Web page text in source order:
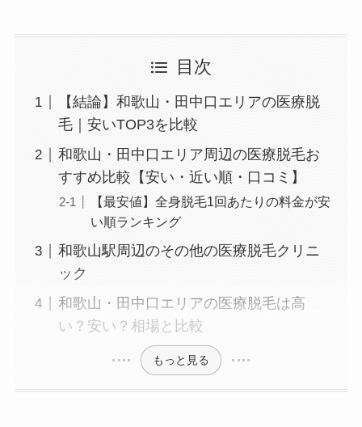
目次
【結論】和歌山・田中口エリアの医療脱
毛｜安いTOP3を比較
和歌山・田中口エリア周辺の医療脱毛お
すすめ比較【安い・近い順・口コミ】
【最安値】全身脱毛1回あたりの料金が安
い順ランキング
和歌山駅周辺のその他の医療脱毛クリニ
ック
和歌山・田中口エリアの医療脱毛は高
い？安い？相場と比較
もっと見る